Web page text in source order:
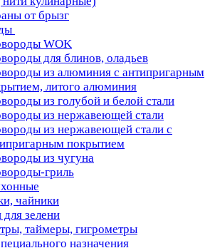
от брызг
WOK
для блинов, оладьев
из алюминия с антипригарным
литого алюминия
из голубой и белой стали
из нержавеющей стали
из нержавеющей стали с
покрытием
из чугуна
гриль
чайники
зелени
таймеры, гигрометры
назначения